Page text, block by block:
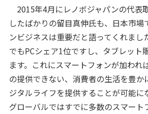
2015年4月にレノボジャパンの代表
したばかりの留目真伸氏も、日本市場
ンビジネスは重要だと語ってくれまし
でもPCシェア1位ですし、タブレット
ます。これにスマートフォンが加われ
の提供できない、消費者の生活を豊か
ジタルライフを提供することが可能に
グローバルではすでに多数のスマート